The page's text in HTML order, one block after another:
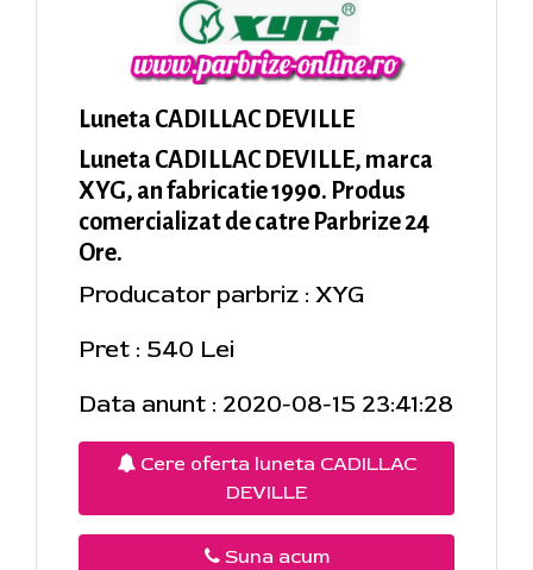
Luneta CADILLAC DEVILLE
Luneta CADILLAC DEVILLE, marca
XYG, an fabricatie 1990. Produs
comercializat de catre Parbrize 24
Ore.
Producator parbriz : XYG
Pret : 540 Lei
Data anunt : 2020-08-15 23:41:28
Cere oferta luneta CADILLAC
DEVILLE
Suna acum